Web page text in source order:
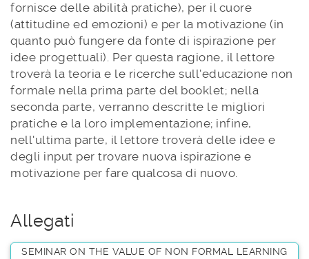
fornisce delle abilità pratiche), per il cuore
(attitudine ed emozioni) e per la motivazione (in
quanto può fungere da fonte di ispirazione per
idee progettuali). Per questa ragione, il lettore
troverà la teoria e le ricerche sull'educazione non
formale nella prima parte del booklet; nella
seconda parte, verranno descritte le migliori
pratiche e la loro implementazione; infine,
nell'ultima parte, il lettore troverà delle idee e
degli input per trovare nuova ispirazione e
motivazione per fare qualcosa di nuovo.
Allegati
SEMINAR ON THE VALUE OF NON FORMAL LEARNING